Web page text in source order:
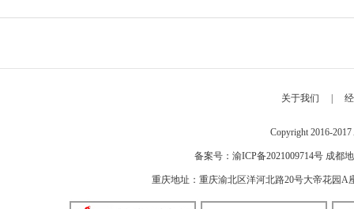
关于我们
Copyright 2016-
备案号： 渝ICP备2021009714号 成都
重庆地址：重庆渝北区洋河北路20号大帝花园A